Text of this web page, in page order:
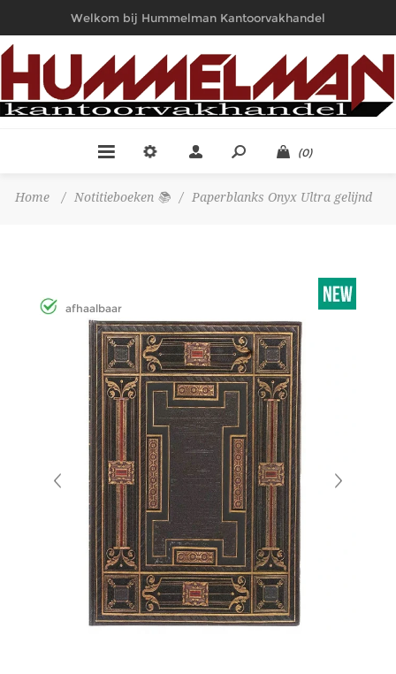
Welkom bij Hummelman Kantoorvakhandel
(0)
Home / Notitieboeken 📚 / Paperblanks Onyx Ultra gelijnd
afhaalbaar